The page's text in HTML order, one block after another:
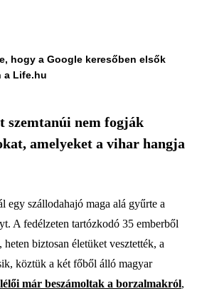
hogy a Google keresőben elsők
a Life.hu
szemtanúi nem fogják
amelyeket a vihar hangja
egy szállodahajó maga alá gyűrte a
A fedélzeten tartózkodó 35 emberből
biztosan életüket vesztették, a
köztük a két főből álló magyar
már beszámoltak a borzalmakról,